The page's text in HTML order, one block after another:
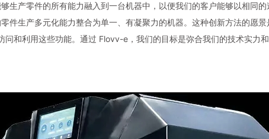
生产零件的所有能力融入到一台机器中，以便我们的客户能够以相同的
件生产多元化能力整合为单一、有凝聚力的机器。这种创新方法的愿
问和利用这些功能。通过 Flovv-e，我们的目标是弥合我们的技术实力